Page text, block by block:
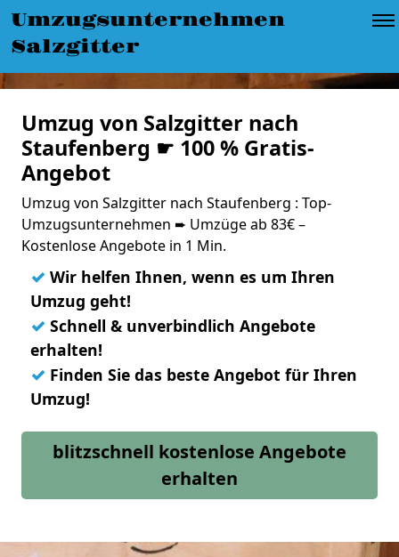
Umzugsunternehmen
Salzgitter
Umzug von Salzgitter nach
Staufenberg ☛ 100 % Gratis-
Angebot
Umzug von Salzgitter nach Staufenberg : Top-
Umzugsunternehmen ➨ Umzüge ab 83€ –
Kostenlose Angebote in 1 Min.
✓ Wir helfen Ihnen, wenn es um Ihren
Umzug geht!
✓ Schnell & unverbindlich Angebote
erhalten!
✓ Finden Sie das beste Angebot für Ihren
Umzug!
blitzschnell kostenlose Angebote
erhalten